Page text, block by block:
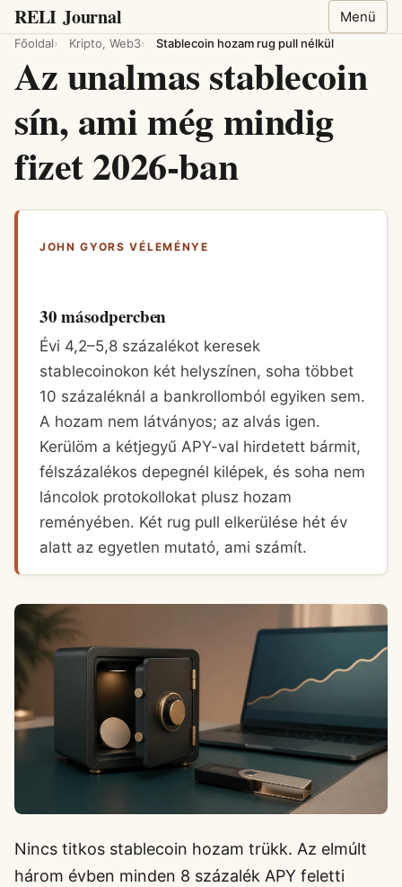
RELI Journal Menü
Főoldal Kripto, Web3 Stablecoin hozam rug pull nélkül
Az unalmas stablecoin
sín, ami még mindig
fizet 2026-ban
JOHN GYORS VÉLEMÉNYE
30 másodpercben
Évi 4,2–5,8 százalékot keresek
stablecoinokon két helyszínen, soha többet
10 százaléknál a bankrollomból egyiken sem.
A hozam nem látványos; az alvás igen.
Kerülöm a kétjegyű APY-val hirdetett bármit,
félszázalékos depegnél kilépek, és soha nem
láncolok protokollokat plusz hozam
reményében. Két rug pull elkerülése hét év
alatt az egyetlen mutató, ami számít.
Nincs titkos stablecoin hozam trükk. Az elmúlt
három évben minden 8 százalék APY feletti